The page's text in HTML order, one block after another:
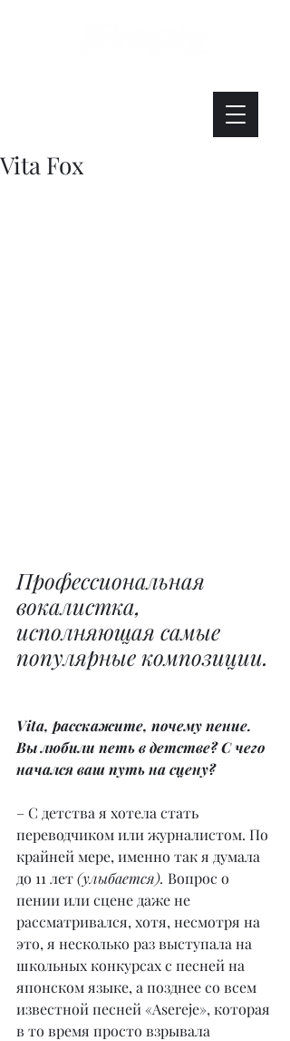
Vita Fox
Профессиональная
вокалистка,
исполняющая самые
популярные композиции.
Vita, расскажите, почему пение.
Вы любили петь в детстве? С чего
начался ваш путь на сцену?
– С детства я хотела стать
переводчиком или журналистом. По
крайней мере, именно так я думала
до 11 лет (улыбается). Вопрос о
пении или сцене даже не
рассматривался, хотя, несмотря на
это, я несколько раз выступала на
школьных конкурсах с песней на
японском языке, а позднее со всем
известной песней «Asereje», которая
в то время просто взрывала